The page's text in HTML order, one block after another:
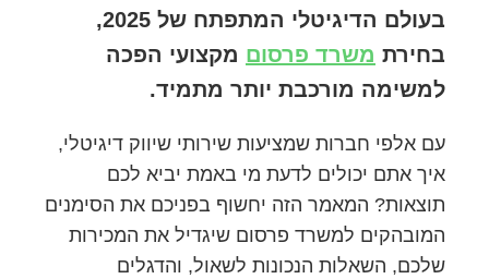
בעולם הדיגיטלי המתפתח של 2025,
בחירת משרד פרסום מקצועי הפכה
למשימה מורכבת יותר מתמיד.
עם אלפי חברות שמציעות שירותי שיווק דיגיטלי,
איך אתם יכולים לדעת מי באמת יביא לכם
תוצאות? המאמר הזה יחשוף בפניכם את הסימנים
המובהקים למשרד פרסום שיגדיל את המכירות
שלכם, השאלות הנכונות לשאול, והדגלים